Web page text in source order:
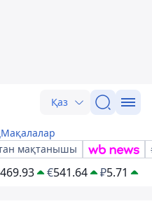
Қаз
Мақалалар
мақтанышы
469.93 €541.64 ₽5.71